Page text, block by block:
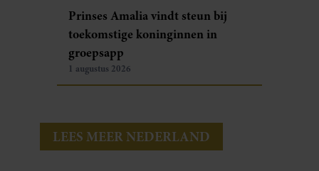
Prinses Amalia vindt steun bij
toekomstige koninginnen in
groepsapp
1 augustus 2026
LEES MEER NEDERLAND